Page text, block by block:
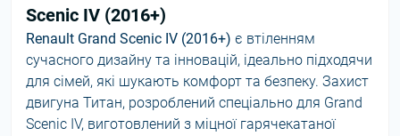
Scenic IV (2016+)
Renault Grand Scenic IV (2016+) є втіленням
сучасного дизайну та інновацій, ідеально підходячи
для сімей, які шукають комфорт та безпеку. Захист
двигуна Титан, розроблений спеціально для Grand
Scenic IV, виготовлений з міцної гарячекатаної